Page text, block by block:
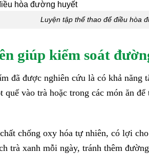
Luyện tập thể thao để điều hòa
giúp kiểm soát
đã được nghiên cứu là có khả
quế vào trà hoặc trong các món ăn
chống oxy hóa tự nhiên, có lợi
trà xanh mỗi ngày, tránh thêm